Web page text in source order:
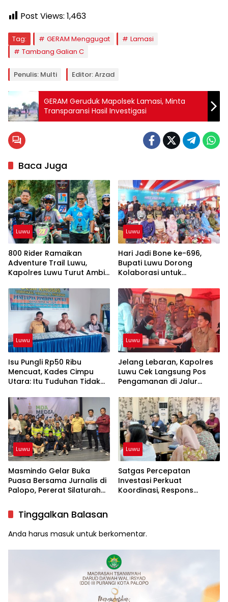
Post Views: 1,463
Tag: GERAM Menggugat
Lamasi
Tambang Galian C
Penulis: Multi Editor: Arzad
GERAM Geruduk Mapolsek Lamasi, Minta
Transparansi Hasil Investigasi
Baca Juga
Luwu
800 Rider Ramaikan
Adventure Trail Luwu,
Kapolres Luwu Turut Ambil
Luwu
Hari Jadi Bone ke-696,
Bupati Luwu Dorong
Kolaborasi untuk
Luwu
Isu Pungli Rp50 Ribu
Mencuat, Kades Cimpu
Utara: Itu Tuduhan Tidak
Luwu
Jelang Lebaran, Kapolres
Luwu Cek Langsung Pos
Pengamanan di Jalur
Luwu
Masmindo Gelar Buka
Puasa Bersama Jurnalis di
Palopo, Pererat Silaturahmi
Luwu
Satgas Percepatan
Investasi Perkuat
Koordinasi, Respons
Tinggalkan Balasan
Anda harus masuk untuk berkomentar.